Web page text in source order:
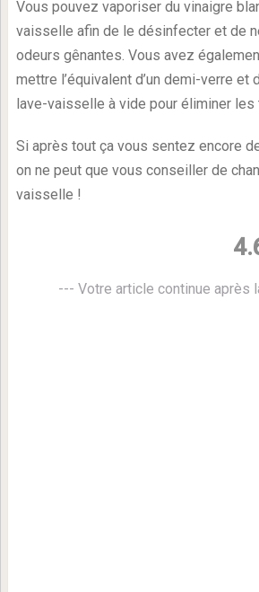
Vous pouvez vaporiser du vinaigre
vaisselle afin de le désinfecter et de
odeurs gênantes. Vous avez
mettre l’équivalent d’un demi-verre et
lave-vaisselle à vide pour éliminer les
Si après tout ça vous sentez encore
on ne peut que vous conseiller de
vaisselle !
--- Votre article continue après